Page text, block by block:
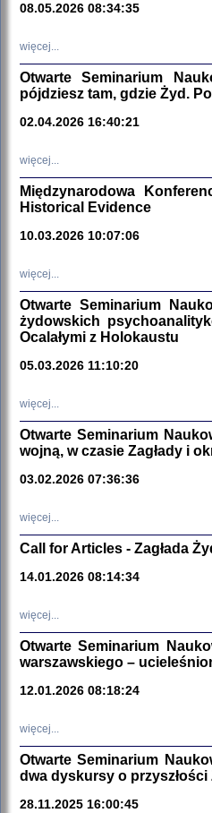
08.05.2026 08:34:35
więcej...
Otwarte Seminarium
pójdziesz tam, gdzie Żyd.
02.04.2026 16:40:21
więcej...
Międzynarodowa
Historical Evidence
10.03.2026 10:07:06
więcej...
Otwarte Seminarium
żydowskich
Ocalałymi z Holokaustu
05.03.2026 11:10:20
więcej...
Otwarte Seminarium
wojną, w czasie Zagłady i
03.02.2026 07:36:36
więcej...
Call for Articles - Zagłada
14.01.2026 08:14:34
więcej...
Otwarte Seminarium
warszawskiego –
12.01.2026 08:18:24
więcej...
Otwarte Seminarium
dwa dyskursy o
28.11.2025 16:00:45